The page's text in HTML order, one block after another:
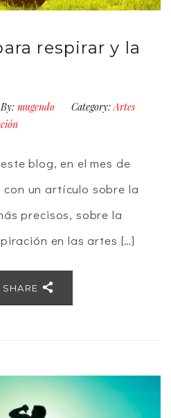
respirar y la
By: mugendo Category: Artes
blog, en el mes de
con un artículo sobre la
precisos, sobre la
en las artes […]
SHARE